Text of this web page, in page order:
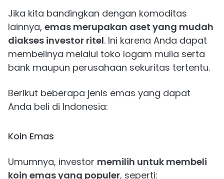
Jika kita bandingkan dengan komoditas
lainnya, emas merupakan aset yang mudah
diakses investor ritel. Ini karena Anda dapat
membelinya melalui toko logam mulia serta
bank maupun perusahaan sekuritas tertentu.
Berikut beberapa jenis emas yang dapat
Anda beli di Indonesia:
Koin Emas
Umumnya, investor memilih untuk membeli
koin emas yang populer, seperti: